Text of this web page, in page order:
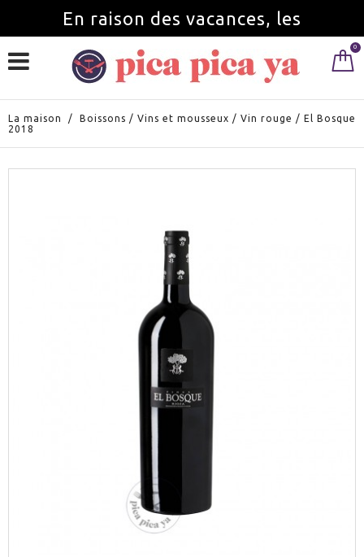
En raison des vacances, les
commandes seront servies à partir du 0
La maison / Boissons / Vins et mousseux / Vin rouge / El Bosque
2018